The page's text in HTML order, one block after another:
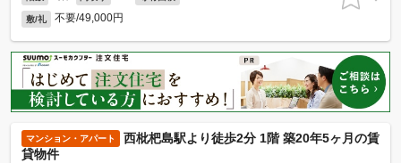
敷/礼 不要/49,000円
マンション・アパート
西枇杷島駅より徒歩2分 1階 築20年5ヶ月の賃
貸物件